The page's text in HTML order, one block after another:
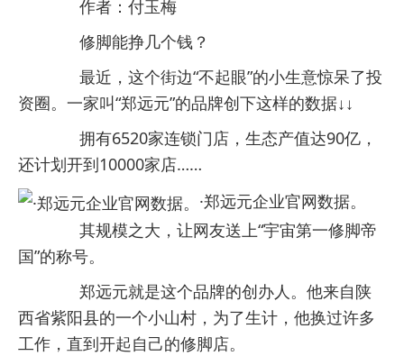
作者：付玉梅
修脚能挣几个钱？
最近，这个街边“不起眼”的小生意惊呆了投
资圈。一家叫“郑远元”的品牌创下这样的数据↓↓
拥有6520家连锁门店，生态产值达90亿，
还计划开到10000家店……
·郑远元企业官网数据。
其规模之大，让网友送上“宇宙第一修脚帝
国”的称号。
郑远元就是这个品牌的创办人。他来自陕
西省紫阳县的一个小山村，为了生计，他换过许多
工作，直到开起自己的修脚店。